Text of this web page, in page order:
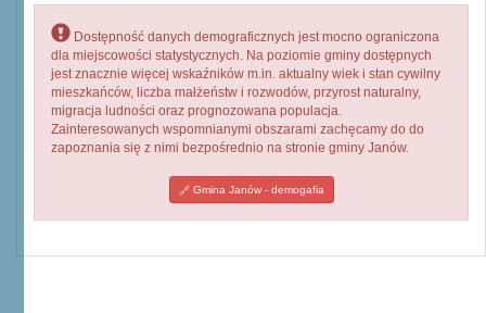
Dostępność danych demograficznych jest mocno ograniczona
dla miejscowości statystycznych. Na poziomie gminy dostępnych
jest znacznie więcej wskaźników m.in. aktualny wiek i stan cywilny
mieszkańców, liczba małżeństw i rozwodów, przyrost naturalny,
migracja ludności oraz prognozowana populacja.
Zainteresowanych wspomnianymi obszarami zachęcamy do do
zapoznania się z nimi bezpośrednio na stronie gminy Janów.
Gmina Janów - demogafia